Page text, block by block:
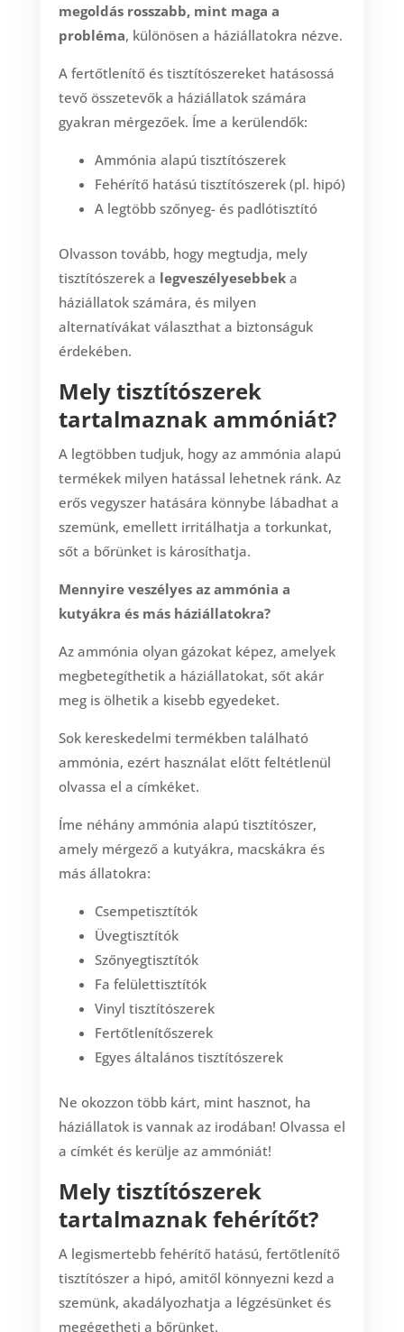
megoldás rosszabb, mint maga a
probléma, különösen a háziállatokra nézve.
A fertőtlenítő és tisztítószereket hatásossá
tevő összetevők a háziállatok számára
gyakran mérgezőek. Íme a kerülendők:
Ammónia alapú tisztítószerek
Fehérítő hatású tisztítószerek (pl. hipó)
A legtöbb szőnyeg- és padlótisztító
Olvasson tovább, hogy megtudja, mely
tisztítószerek a legveszélyesebbeka
háziállatok számára, és milyen
alternatívákat választhat a biztonságuk
érdekében.
Mely tisztítószerek
tartalmaznak ammóniát?
A legtöbben tudjuk, hogy az ammónia alapú
termékek milyen hatással lehetnek ránk. Az
erős vegyszer hatására könnybe lábadhat a
szemünk, emellett irritálhatja a torkunkat,
sőt a bőrünket is károsíthatja.
Mennyire veszélyes az ammónia a
kutyákra és más háziállatokra?
Az ammónia olyan gázokat képez, amelyek
megbetegíthetik a háziállatokat, sőt akár
meg is ölhetik a kisebb egyedeket.
Sok kereskedelmi termékben található
ammónia, ezért használat előtt feltétlenül
olvassa el a címkéket.
Íme néhány ammónia alapú tisztítószer,
amely mérgező a kutyákra, macskákra és
más állatokra:
Csempetisztítók
Üvegtisztítók
Szőnyegtisztítók
Fa felülettisztítók
Vinyl tisztítószerek
Fertőtlenítőszerek
Egyes általános tisztítószerek
Ne okozzon több kárt, mint hasznot, ha
háziállatok is vannak az irodában! Olvassa el
a címkét és kerülje az ammóniát!
Mely tisztítószerek
tartalmaznak fehérítőt?
A legismertebb fehérítő hatású, fertőtlenítő
tisztítószer a hipó, amitől könnyezni kezd a
szemünk, akadályozhatja a légzésünket és
megégetheti a bőrünket.